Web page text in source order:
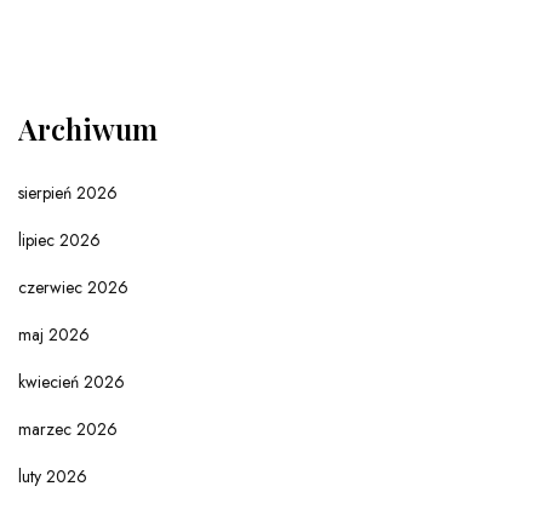
Archiwum
sierpień 2026
lipiec 2026
czerwiec 2026
maj 2026
kwiecień 2026
marzec 2026
luty 2026